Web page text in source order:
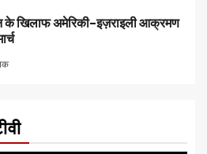
खिलाफ अमेरिकी–इज़राइली आक्रमण